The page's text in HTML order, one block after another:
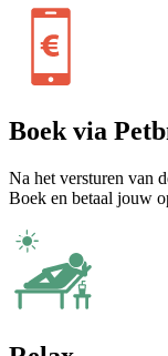
Boek via
Na het versturen van
Boek en betaal jouw